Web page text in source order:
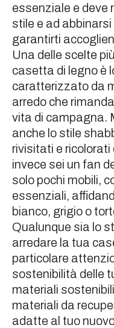
essenziale e deve
stile e ad
garantirti
Una delle scelte
casetta di legno è
caratterizzato da
arredo che
vita di campagna.
anche lo stile
rivisitati e
invece sei un fan
solo pochi mobili,
essenziali,
bianco, grigio o
Qualunque sia lo
arredare la tua
particolare
sostenibilità delle
materiali
materiali da
adatte al tuo